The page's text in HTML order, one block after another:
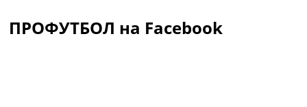
ПРОФУТБОЛ на Facebook